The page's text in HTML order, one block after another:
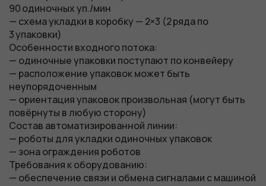
90 одиночных уп./мин
— схема укладки в коробку — 2×3 (2 ряда по
3 упаковки)
Особенности входного потока:
— одиночные упаковки поступают по конвейеру
— расположение упаковок может быть
неупорядоченным
— ориентация упаковок произвольная (могут быть
повёрнуты в любую сторону)
Состав автоматизированной линии:
— роботы для укладки одиночных упаковок
— зона ограждения роботов
Требования к оборудованию:
— обеспечение связи и обмена сигналами с машиной